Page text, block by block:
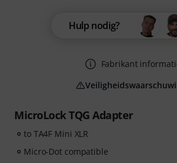
MicroLock TQG Adapter
to TA4F Mini XLR
Micro-Dot compatible
Hulp nodig?
Fabrikant